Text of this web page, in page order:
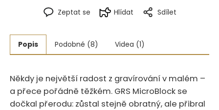
Zeptat se Hlídat Sdílet
Popis Podobné (8) Videa (1)
Někdy je největší radost z gravírování v malém –
a přece pořádně těžkém. GRS MicroBlock se
dočkal přerodu: zůstal stejně obratný, ale přibral